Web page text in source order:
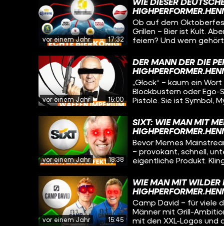
Menge Roast-Potenzial
Entertainment haben!
kann ein Produkt
nicht beworben
chinesische „Vape
Vapes ist und erfahren,
Nikotin bringt. Und wir
vor einem Jahr 17:32
Ob auf dem
Grillen – Bier ist Kult.
feiern? Und wem gehört
US-Biermarkt
kontrolliert, der mehr als
klingt wie ein Passwort,
vor einem Jahr 15:00
DER MANN DER DIE
„Glock“ – kaum ein
Blockbustern oder Ego-
Pistole. Sie ist Symbol,
österreichischen Tüftler
hergestellt hat? Kein
Games, Filme), ein
vor einem Jahr 18:38
SIXT: WIE MAN MIT
Bevor Memes
– provokant, schnell,
eigentliche Produkt.
Autovermietungs-
Strategien, mutiger
Kampagnen mit Jung
vor einem Jahr 15:45
WIE MAN MIT
Camp David – für viele
Männer mit Grill-
mit den XXL-Logos und